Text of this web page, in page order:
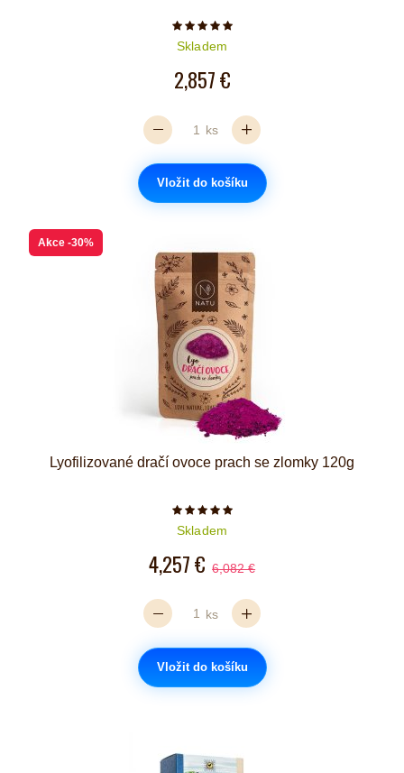
Počet hvězdiček je 5 z 5
Skladem
2,857 €
ks
Vložit do košíku
Akce -30%
Lyofilizované dračí ovoce prach se zlomky 120g
Počet hvězdiček je 5 z 5
Skladem
4,257 € 6,082 €
ks
Vložit do košíku